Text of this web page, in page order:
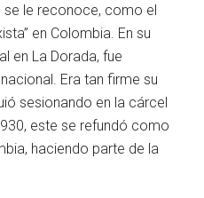
se le reconoce, como el
en Colombia. En su
en La Dorada, fue
Era tan firme su
sesionando en la cárcel
este se refundó como
haciendo parte de la